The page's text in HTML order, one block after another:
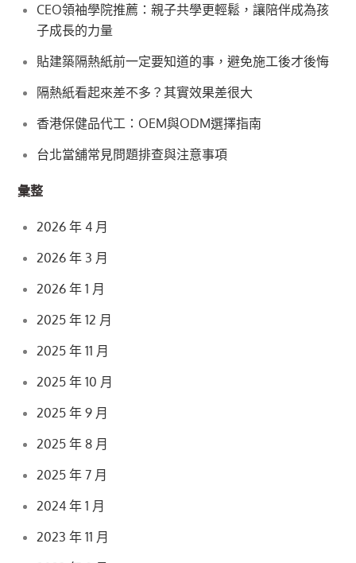
CEO領袖學院推薦：親子共學更輕鬆，讓陪伴成為孩
子成長的力量
貼建築隔熱紙前一定要知道的事，避免施工後才後悔
隔熱紙看起來差不多？其實效果差很大
香港保健品代工：OEM與ODM選擇指南
台北當舖常見問題排查與注意事項
彙整
2026 年 4 月
2026 年 3 月
2026 年 1 月
2025 年 12 月
2025 年 11 月
2025 年 10 月
2025 年 9 月
2025 年 8 月
2025 年 7 月
2024 年 1 月
2023 年 11 月